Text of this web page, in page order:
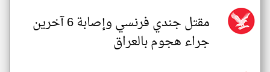
مقتل جندي فرنسي وإصابة 6 آخرين
جراء هجوم بالعراق